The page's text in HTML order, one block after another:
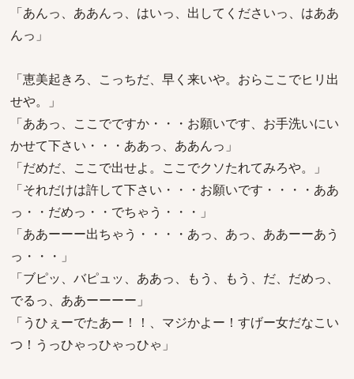
「あんっ、ああんっ、はいっ、出してくださいっ、はああ
んっ」
「恵美起きろ、こっちだ、早く来いや。おらここでヒリ出
せや。」
「ああっ、ここでですか・・・お願いです、お手洗いにい
かせて下さい・・・ああっ、ああんっ」
「だめだ、ここで出せよ。ここでクソたれてみろや。」
「それだけは許して下さい・・・お願いです・・・・ああ
っ・・だめっ・・でちゃう・・・」
「ああーーー出ちゃう・・・・あっ、あっ、ああーーあう
っ・・・」
「ブピッ、バピュッ、ああっ、もう、もう、だ、だめっ、
でるっ、ああーーーー」
「うひぇーでたあー！！、マジかよー！すげー女だなこい
つ！うっひゃっひゃっひゃ」